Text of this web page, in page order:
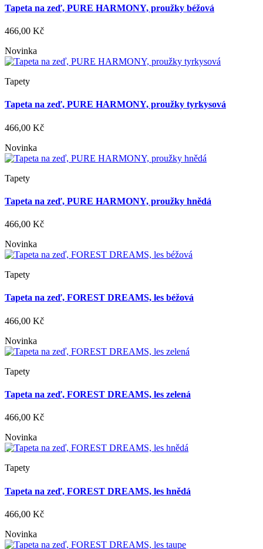
Tapeta na zeď, PURE HARMONY, proužky béžová
466,00 Kč
Novinka
Tapety
Tapeta na zeď, PURE HARMONY, proužky tyrkysová
466,00 Kč
Novinka
Tapety
Tapeta na zeď, PURE HARMONY, proužky hnědá
466,00 Kč
Novinka
Tapety
Tapeta na zeď, FOREST DREAMS, les béžová
466,00 Kč
Novinka
Tapety
Tapeta na zeď, FOREST DREAMS, les zelená
466,00 Kč
Novinka
Tapety
Tapeta na zeď, FOREST DREAMS, les hnědá
466,00 Kč
Novinka